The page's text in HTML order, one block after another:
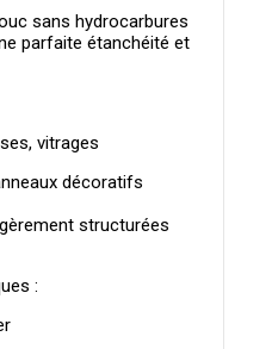
sans hydrocarbures
parfaite étanchéité et
vitrages
décoratifs
structurées
: